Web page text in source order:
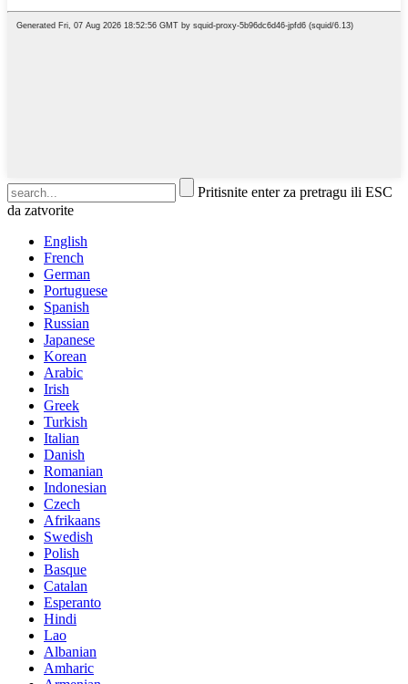
Pritisnite enter za pretragu ili ESC
da zatvorite
English
French
German
Portuguese
Spanish
Russian
Japanese
Korean
Arabic
Irish
Greek
Turkish
Italian
Danish
Romanian
Indonesian
Czech
Afrikaans
Swedish
Polish
Basque
Catalan
Esperanto
Hindi
Lao
Albanian
Amharic